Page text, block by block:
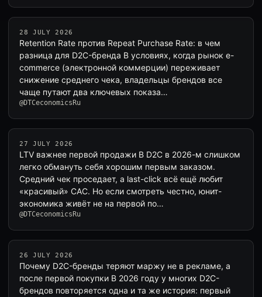
28 JULY 2026
Retention Rate против Repeat Purchase Rate: в чем
разница для D2C-бренда В условиях, когда рынок e-
commerce (электронной коммерции) переживает
снижение среднего чека, владельцы брендов все
чаще путают два ключевых показа…
@DTCeconomicsRu
27 JULY 2026
LTV важнее первой продажи В D2C в 2026-м слишком
легко обмануть себя хорошим первым заказом.
Средний чек проседает, а last-click всё ещё любит
«красивый» CAC. Но если смотреть честно, юнит-
экономика живёт не на первой по…
@DTCeconomicsRu
26 JULY 2026
Почему D2C-бренды теряют маржу не в рекламе, а
после первой покупки В 2026 году у многих D2C-
брендов повторяется одна и та же история: первый